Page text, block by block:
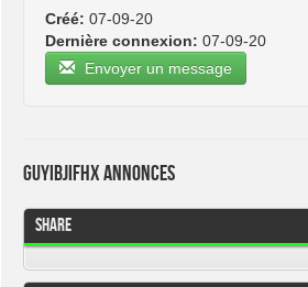
Créé: 07-09-20
Dernière connexion: 07-09-20
Envoyer un message
guyibjifhx Annonces
Share